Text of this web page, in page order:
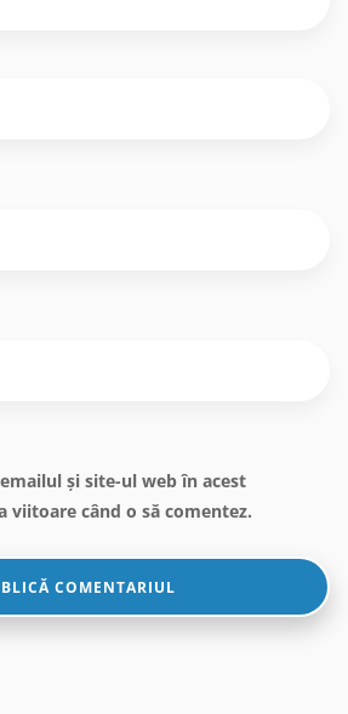
și site-ul web în acest
viitoare când o să comentez.